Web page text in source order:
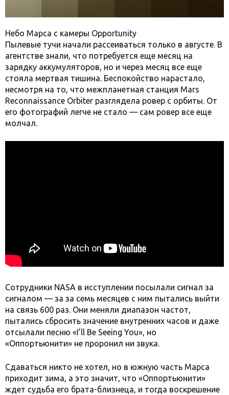
Небо Марса с камеры Opportunity
Пылевые тучи начали рассеиваться только в августе. В
агентстве знали, что потребуется еще месяц на
зарядку аккумуляторов, но и через месяц все еще
стояла мертвая тишина. Беспокойство нарастало,
несмотря на то, что межпланетная станция Mars
Reconnaissance Orbiter разглядела ровер с орбиты. От
его фотографий легче не стало — сам ровер все еще
молчал.
Сотрудники NASA в исступлении посылали сигнал за
сигналом — за за семь месяцев с ним пытались выйти
на связь 600 раз. Они меняли диапазон частот,
пытались сбросить значение внутренних часов и даже
отсылали песню «I’ll Be Seeing You», но
«Оппортьюнити» не проронил ни звука.
Сдаваться никто не хотел, но в южную часть Марса
приходит зима, а это значит, что «Оппортьюнити»
ждет судьба его брата-близнеца, и тогда воскрешение